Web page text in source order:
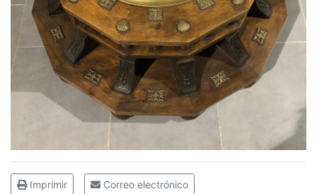
Imprimir Correo electrónico